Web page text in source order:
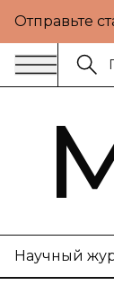
Отправьте
Научный